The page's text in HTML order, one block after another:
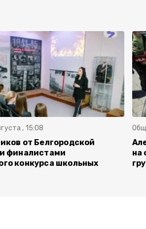
, 15:08
от Белгородской
финалистами
конкурса школьных
на